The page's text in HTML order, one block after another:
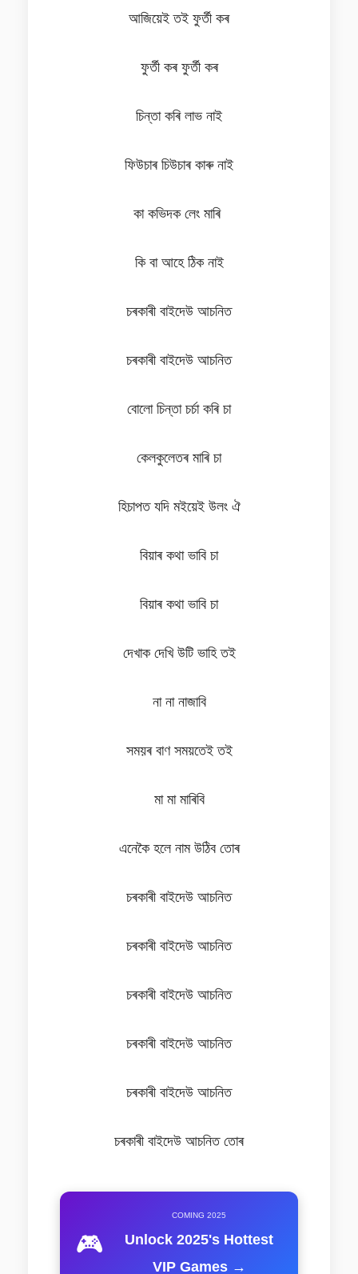
আজিয়েই তই ফুৰ্তী কৰ
ফুৰ্তী কৰ ফুৰ্তী কৰ
চিন্তা কৰি লাভ নাই
ফিউচাৰ চিউচাৰ কাৰু নাই
কা কভিদক লেং মাৰি
কি বা আহে ঠিক নাই
চৰকাৰী বাইদেউ আচনিত
চৰকাৰী বাইদেউ আচনিত
বোলো চিন্তা চৰ্চা কৰি চা
কেলকুলেতৰ মাৰি চা
হিচাপত যদি মইয়েই উলং ঐ
বিয়াৰ কথা ভাবি চা
বিয়াৰ কথা ভাবি চা
দেখাক দেখি উটি ভাহি তই
না না নাজাবি
সময়ৰ বাণ সময়তেই তই
মা মা মাৰিবি
এনেকৈ হলে নাম উঠিব তোৰ
চৰকাৰী বাইদেউ আচনিত
চৰকাৰী বাইদেউ আচনিত
চৰকাৰী বাইদেউ আচনিত
চৰকাৰী বাইদেউ আচনিত
চৰকাৰী বাইদেউ আচনিত
চৰকাৰী বাইদেউ আচনিত তোৰ
🎮
COMING 2025
Unlock 2025's Hottest
VIP Games →